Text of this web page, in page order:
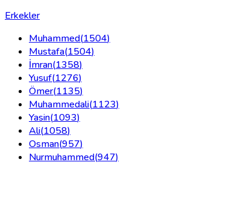
Erkekler
Muhammed(1504)
Mustafa(1504)
İmran(1358)
Yusuf(1276)
Ömer(1135)
Muhammedali(1123)
Yasin(1093)
Ali(1058)
Osman(957)
Nurmuhammed(947)